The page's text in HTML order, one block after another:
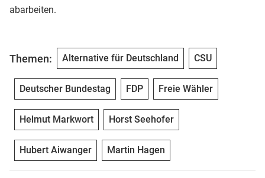
abarbeiten.
Themen: Alternative für Deutschland CSU
Deutscher Bundestag FDP Freie Wähler
Helmut Markwort Horst Seehofer
Hubert Aiwanger Martin Hagen